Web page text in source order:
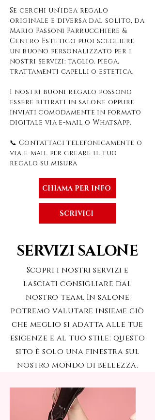
Se cerchi un’idea regalo
originale e diversa dal solito, da
Mario Passoni Parrucchiere &
Centro Estetico puoi scegliere
un buono personalizzato per i
nostri servizi: taglio, piega,
trattamenti capelli o estetica.
I nostri buoni regalo possono
essere ritirati in salone oppure
inviati comodamente in formato
digitale via e-mail o WhatsApp.
📞 Contattaci telefonicamente o
via e-mail per creare il tuo
regalo su misura
CHIAMA PER INFO
SCRIVICI
SERVIZI SALONE
Scopri i nostri servizi e
lasciati consigliare dal
nostro team. In salone
potremo valutare insieme ciò
che meglio si adatta alle tue
esigenze e al tuo stile: questo
sito è solo una finestra sul
nostro mondo di bellezza.